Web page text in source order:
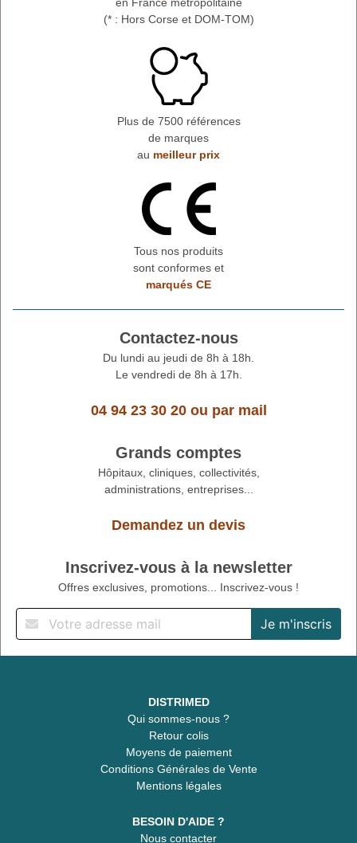
(* : Hors Corse et DOM-TOM)
Plus de 7500 références
de marques
au meilleur prix
Tous nos produits
sont conformes et
marqués CE
Contactez-nous
Du lundi au jeudi de 8h à 18h.
Le vendredi de 8h à 17h.
04 94 23 30 20ou par mail
Grands comptes
Hôpitaux, cliniques, collectivités,
administrations, entreprises...
Demandez un devis
Inscrivez-vous à la newsletter
Offres exclusives, promotions... Inscrivez-vous !
DISTRIMED
Qui sommes-nous ?
Retour colis
Moyens de paiement
Conditions Générales de Vente
Mentions légales
BESOIN D'AIDE ?
Nous contacter